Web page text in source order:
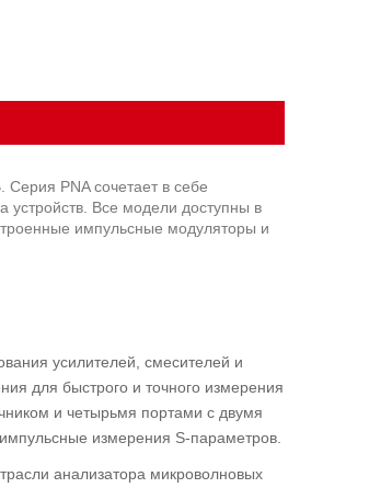
PNA сочетает в себе
устройств. Все модели доступны в
импульсные модуляторы и
усилителей, смесителей и
для быстрого и точного измерения
и четырьмя портами с двумя
измерения S-параметров.
анализатора микроволновых